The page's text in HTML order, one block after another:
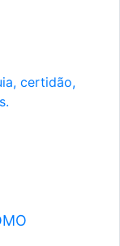
certidão,